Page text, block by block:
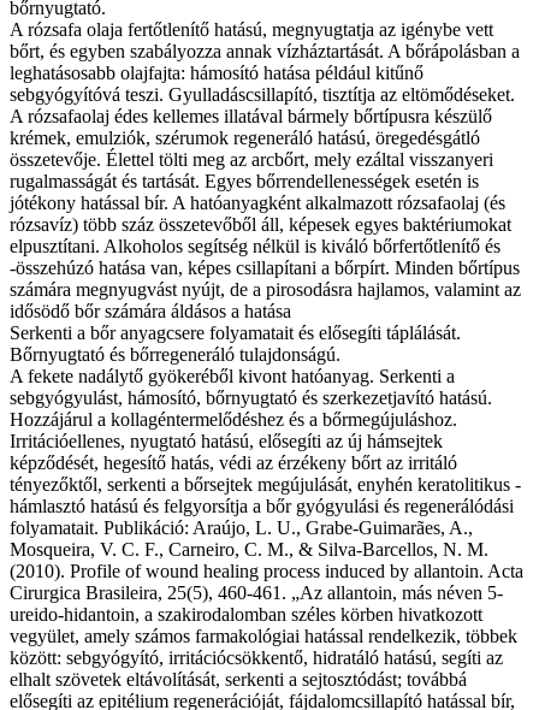
bőrnyugtató.
A rózsafa olaja fertőtlenítő hatású, megnyugtatja az igénybe vett
bőrt, és egyben szabályozza annak vízháztartását. A bőrápolásban a
leghatásosabb olajfajta: hámosító hatása például kitűnő
sebgyógyítóvá teszi. Gyulladáscsillapító, tisztítja az eltömődéseket.
A rózsafaolaj édes kellemes illatával bármely bőrtípusra készülő
krémek, emulziók, szérumok regeneráló hatású, öregedésgátló
összetevője. Élettel tölti meg az arcbőrt, mely ezáltal visszanyeri
rugalmasságát és tartását. Egyes bőrrendellenességek esetén is
jótékony hatással bír. A hatóanyagként alkalmazott rózsafaolaj (és
rózsavíz) több száz összetevőből áll, képesek egyes baktériumokat
elpusztítani. Alkoholos segítség nélkül is kiváló bőrfertőtlenítő és
-összehúzó hatása van, képes csillapítani a bőrpírt. Minden bőrtípus
számára megnyugvást nyújt, de a pirosodásra hajlamos, valamint az
idősödő bőr számára áldásos a hatása
Serkenti a bőr anyagcsere folyamatait és elősegíti táplálását.
Bőrnyugtató és bőrregeneráló tulajdonságú.
A fekete nadálytő gyökeréből kivont hatóanyag. Serkenti a
sebgyógyulást, hámosító, bőrnyugtató és szerkezetjavító hatású.
Hozzájárul a kollagéntermelődéshez és a bőrmegújuláshoz.
Irritációellenes, nyugtató hatású, elősegíti az új hámsejtek
képződését, hegesítő hatás, védi az érzékeny bőrt az irritáló
tényezőktől, serkenti a bőrsejtek megújulását, enyhén keratolitikus -
hámlasztó hatású és felgyorsítja a bőr gyógyulási és regenerálódási
folyamatait. Publikáció: Araújo, L. U., Grabe-Guimarães, A.,
Mosqueira, V. C. F., Carneiro, C. M., & Silva-Barcellos, N. M.
(2010). Profile of wound healing process induced by allantoin. Acta
Cirurgica Brasileira, 25(5), 460-461. „Az allantoin, más néven 5-
ureido-hidantoin, a szakirodalomban széles körben hivatkozott
vegyület, amely számos farmakológiai hatással rendelkezik, többek
között: sebgyógyító, irritációcsökkentő, hidratáló hatású, segíti az
elhalt szövetek eltávolítását, serkenti a sejtosztódást; továbbá
elősegíti az epitélium regenerációját, fájdalomcsillapító hatással bír,